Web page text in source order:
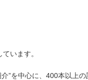
います。
”を中心に、400本以上の